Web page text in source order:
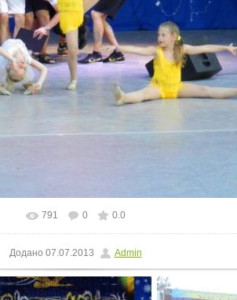
У реальному розмірі 1600x1200
791 0 0.0
Додано 07.07.2013 Admin